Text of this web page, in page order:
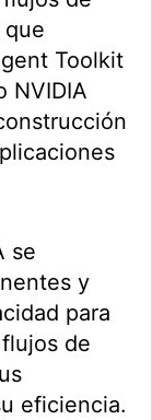
que
Toolkit
NVIDIA
se
y
para
de
eficiencia.